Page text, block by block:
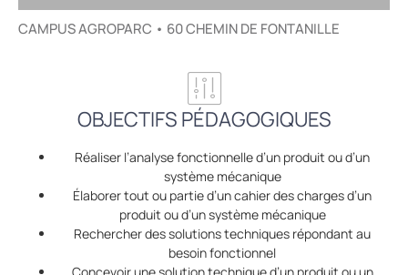
CAMPUS AGROPARC • 60 CHEMIN DE FONTANILLE
OBJECTIFS PÉDAGOGIQUES
Réaliser l’analyse fonctionnelle d’un produit ou d’un
système mécanique
Élaborer tout ou partie d’un cahier des charges d’un
produit ou d’un système mécanique
Rechercher des solutions techniques répondant au
besoin fonctionnel